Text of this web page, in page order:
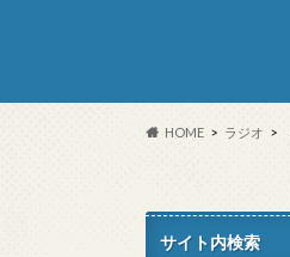
HOME ラジオ
サイト内検索